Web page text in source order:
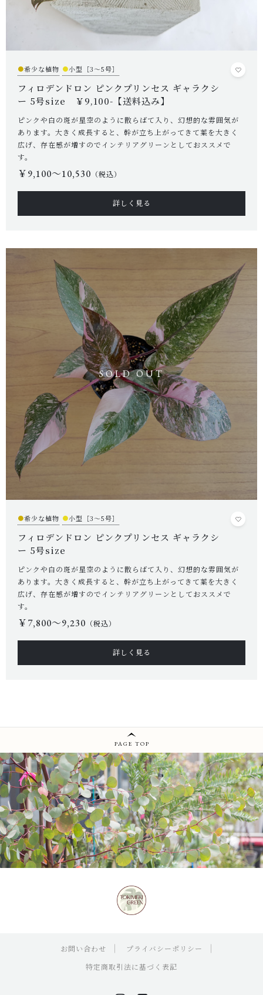
●希少な植物 ●小型［3～5号］
フィロデンドロン ピンクプリンセス ギャラクシ
ー 5号size ￥9,100-【送料込み】
ピンクや白の斑が星空のように散らばて入り、幻想的な雰囲気が
あります。大きく成長すると、幹が立ち上がってきて葉を大きく
広げ、存在感が増すのでインテリアグリーンとしておススメで
す。
￥9,100〜10,530 （税込）
詳しく見る
●希少な植物 ●小型［3～5号］
フィロデンドロン ピンクプリンセス ギャラクシ
ー 5号size
ピンクや白の斑が星空のように散らばて入り、幻想的な雰囲気が
あります。大きく成長すると、幹が立ち上がってきて葉を大きく
広げ、存在感が増すのでインテリアグリーンとしておススメで
す。
￥7,800〜9,230 （税込）
詳しく見る
PAGE TOP
お問い合わせ
プライバシーポリシー
特定商取引法に基づく表記